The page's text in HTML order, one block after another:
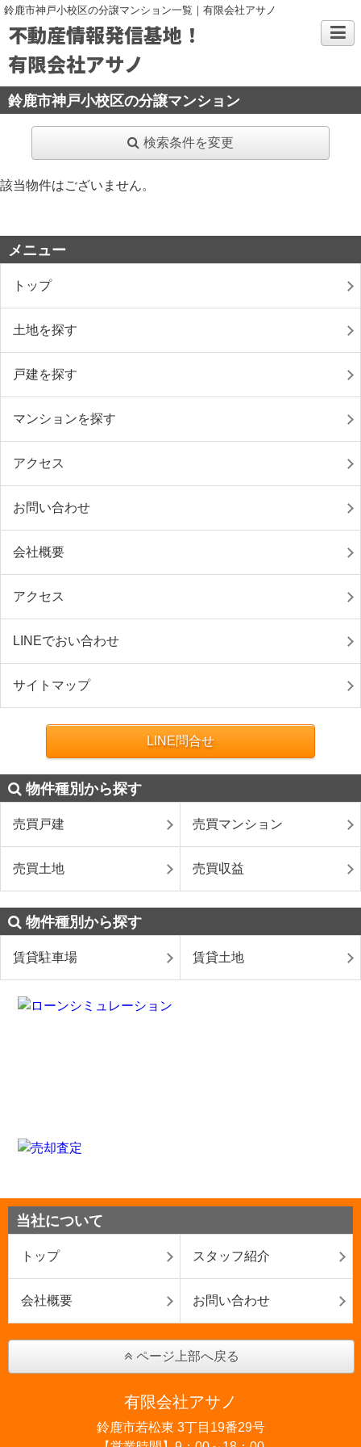
鈴鹿市神戸小校区の分譲マンション一覧｜有限会社アサノ
不動産情報発信基地！
有限会社アサノ
鈴鹿市神戸小校区の分譲マンション
検索条件を変更
該当物件はございません。
メニュー
トップ
土地を探す
戸建を探す
マンションを探す
アクセス
お問い合わせ
会社概要
アクセス
LINEでおい合わせ
サイトマップ
LINE問合せ
物件種別から探す
売買戸建 売買マンション
売買土地 売買収益
物件種別から探す
賃貸駐車場 賃貸土地
当社について
トップ スタッフ紹介
会社概要 お問い合わせ
ページ上部へ戻る
有限会社アサノ
鈴鹿市若松東 3丁目19番29号